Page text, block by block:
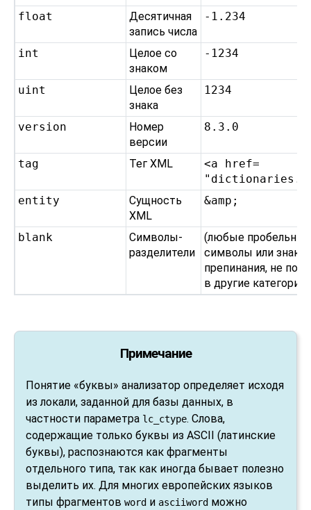
float
Десятичная
запись числа
-1.234
int
Целое со
знаком
-1234
uint
Целое без
знака
1234
version
Номер
версии
8.3.0
tag Тег XML
<a href=​
entity
Сущность
XML
&amp;
blank
Символы-
разделители
(любые
символы или знаки
препинания, не
в другие категории)
Примечание
Понятие «буквы» анализатор определяет исходя
из локали, заданной для базы данных, в
частности параметра lc_ctype. Слова,
содержащие только буквы из ASCII (латинские
буквы), распознаются как фрагменты
отдельного типа, так как иногда бывает полезно
выделить их. Для многих европейских языков
типы фрагментов word и asciiword можно